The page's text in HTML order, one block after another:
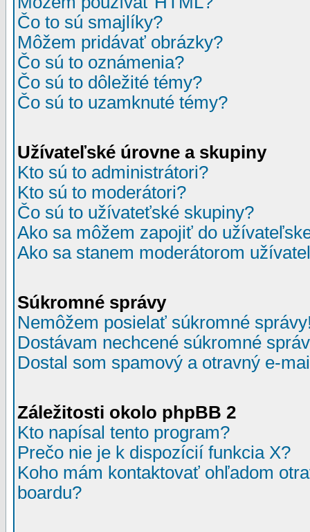
Čo to sú smajlíky?
Môžem pridávať obrázky?
Čo sú to oznámenia?
Čo sú to dôležité témy?
Čo sú to uzamknuté témy?
Užívateľské úrovne a skupiny
Kto sú to administrátori?
Kto sú to moderátori?
Čo sú to užívateťské skupiny?
Ako sa môžem zapojiť do
Ako sa stanem moderátorom
Súkromné správy
Nemôžem posielať súkromné
Dostávam nechcené súkromné
Dostal som spamový a otravný e-
Záležitosti okolo phpBB 2
Kto napísal tento program?
Prečo nie je k dispozícií funkcia X?
Koho mám kontaktovať ohľadom
boardu?